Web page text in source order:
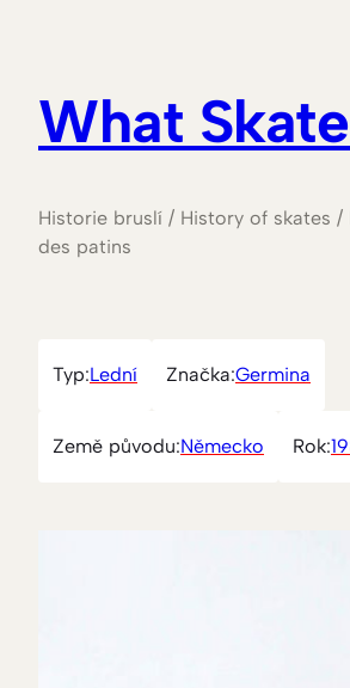
What
Historie bruslí / History of skates /
des patins
Typ:Lední Značka:Germina
Země původu:Německo Rok: